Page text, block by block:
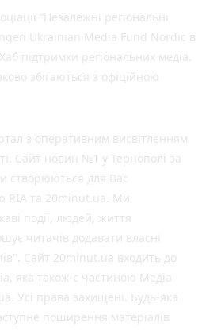
“Незалежні регіональні
Ukrainian Media Fund Nordic в
підтримки регіональних медіа.
збігаються з офіційною
з оперативним висвітленням
Сайт новин №1 у Тернополі за
створюються для Вас
RIA та 20minut.ua. Ми
події, людей, життя
читачів додавати власні
Сайт 20minut.ua входить до
яка також є частиною Медіа
Усі права захищені. Будь-яка
поширення матеріалів